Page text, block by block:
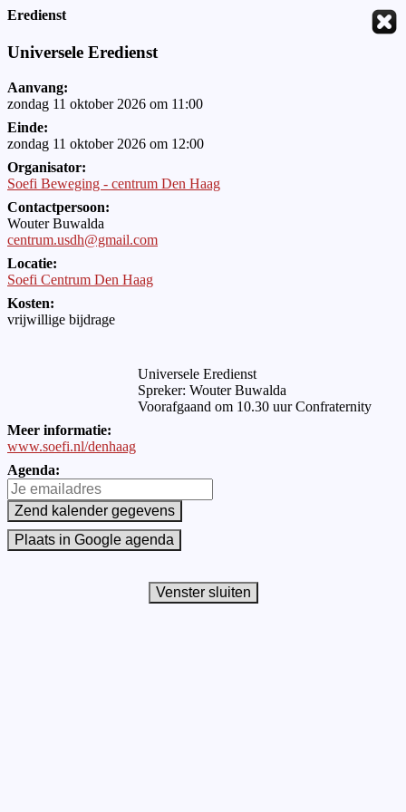
Eredienst
Universele Eredienst
Aanvang:
zondag 11 oktober 2026 om 11:00
Einde:
zondag 11 oktober 2026 om 12:00
Organisator:
Soefi Beweging - centrum Den Haag
Contactpersoon:
Wouter Buwalda
centrum.usdh@gmail.com
Locatie:
Soefi Centrum Den Haag
Kosten:
vrijwillige bijdrage
Universele Eredienst
Spreker: Wouter Buwalda
Voorafgaand om 10.30 uur Confraternity
Meer informatie:
www.soefi.nl/denhaag
Agenda: